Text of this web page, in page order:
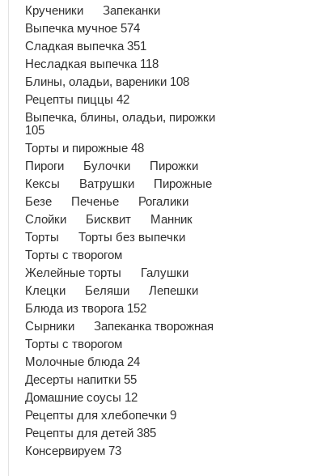
Крученики
Запеканки
Выпечка мучное 574
Сладкая выпечка 351
Несладкая выпечка 118
Блины, оладьи, вареники 108
Рецепты пиццы 42
Выпечка, блины, оладьи, пирожки
105
Торты и пирожные 48
Пироги
Булочки
Пирожки
Кексы
Ватрушки
Пирожные
Безе
Печенье
Рогалики
Слойки
Бисквит
Манник
Торты
Торты без выпечки
Торты с творогом
Желейные торты
Галушки
Клецки
Беляши
Лепешки
Блюда из творога 152
Сырники
Запеканка творожная
Торты с творогом
Молочные блюда 24
Десерты напитки 55
Домашние соусы 12
Рецепты для хлебопечки 9
Рецепты для детей 385
Консервируем 73